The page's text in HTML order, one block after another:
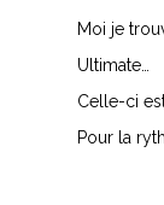
Moi je
Ultimate…
Celle-ci
Pour la